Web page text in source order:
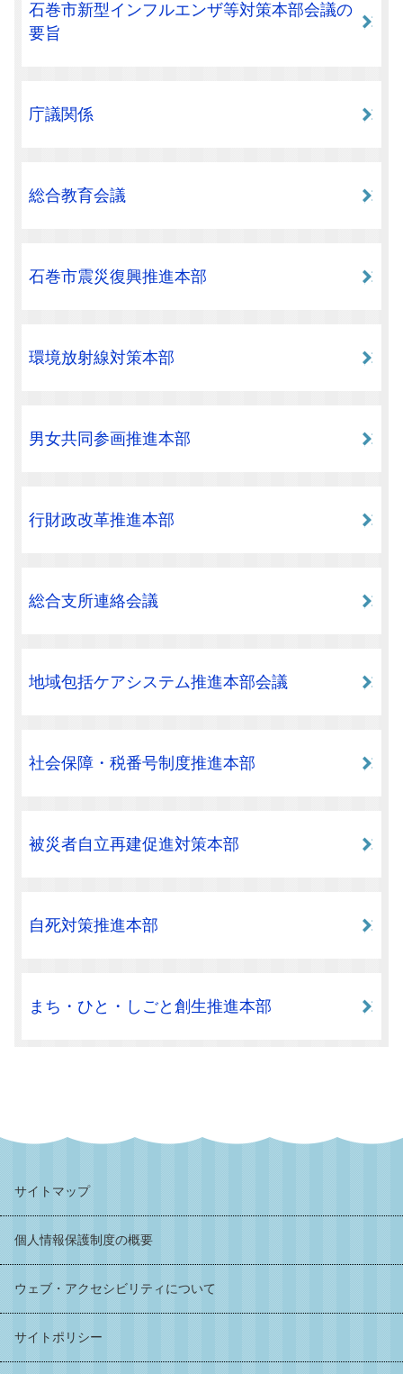
石巻市新型インフルエンザ等対策本部会議の
要旨
庁議関係
総合教育会議
石巻市震災復興推進本部
環境放射線対策本部
男女共同参画推進本部
行財政改革推進本部
総合支所連絡会議
地域包括ケアシステム推進本部会議
社会保障・税番号制度推進本部
被災者自立再建促進対策本部
自死対策推進本部
まち・ひと・しごと創生推進本部
サイトマップ
個人情報保護制度の概要
ウェブ・アクセシビリティについて
サイトポリシー